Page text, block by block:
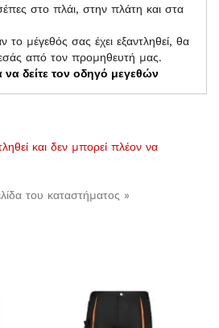
στο πλάι, στην πλάτη και στα
το μέγεθός σας έχει εξαντληθεί, θα
από τον προμηθευτή μας.
να δείτε τον οδηγό μεγεθών
και δεν μπορεί πλέον να
του καταστήματος »